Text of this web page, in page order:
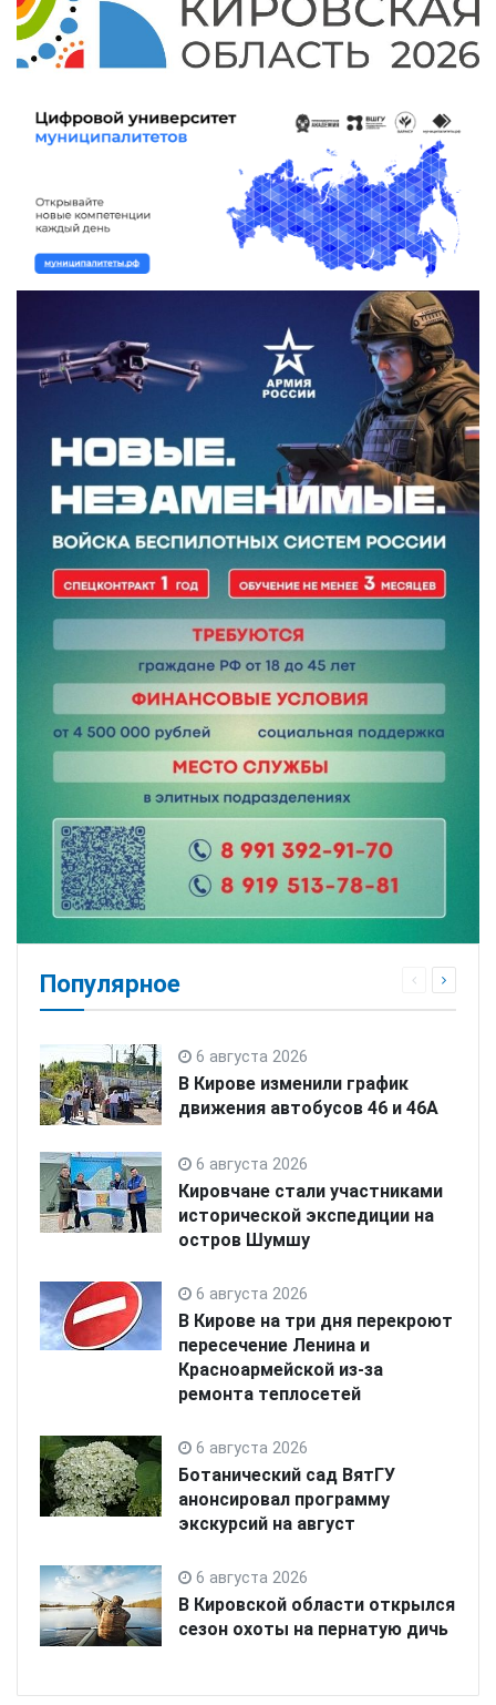
Популярное
6 августа 2026
В Кирове изменили график
движения автобусов 46 и 46А
6 августа 2026
Кировчане стали участниками
исторической экспедиции на
остров Шумшу
6 августа 2026
В Кирове на три дня перекроют
пересечение Ленина и
Красноармейской из-за
ремонта теплосетей
6 августа 2026
Ботанический сад ВятГУ
анонсировал программу
экскурсий на август
6 августа 2026
В Кировской области открылся
сезон охоты на пернатую дичь